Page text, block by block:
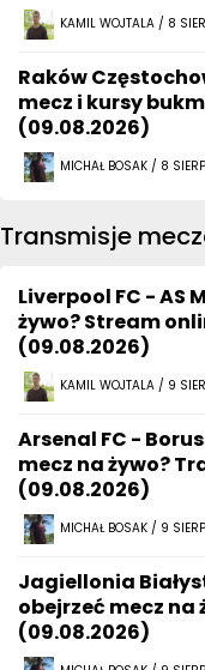
KAMIL WOJTALA / 8
Raków
mecz i kursy
(09.08.2026)
MICHAŁ BOSAK / 8
Transmisje
Liverpool FC - AS
żywo? Stream
(09.08.2026)
KAMIL WOJTALA / 9
Arsenal FC -
mecz na żywo?
(09.08.2026)
MICHAŁ BOSAK / 9
Jagiellonia
obejrzeć mecz na
(09.08.2026)